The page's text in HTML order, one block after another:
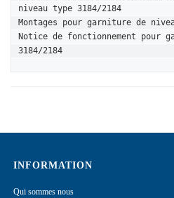
niveau type 3184/2184
Montages pour garniture de
Notice de fonctionnement pour
3184/2184
INFORMATION
Qui sommes nous